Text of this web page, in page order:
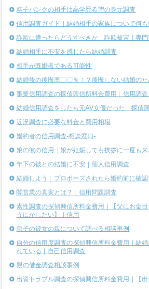
精子バンクの相手は高学歴希望の身元調査
信用調査ガイド｜結婚相手の家族について何
詐欺に遭ったらどうすべきか｜詐欺被害｜専
結婚相手に不安を感じたら結婚調査
相手が既婚者である可能性
結婚後の後悔率〇〇％！？後悔しない結婚の
事業信用調査の探偵興信所料金費用｜信用調査
結婚信用調査をしたら元AV女優だった｜探偵
近況調査に必要な料金と費用相場
婚約者の信用調査-相談窓口-
娘の彼の信用｜娘が妊娠しても挨拶に一度も
年下の彼との結婚に不安｜個人信用調査
結婚しよう｜プロポーズされたら婚約前に確認
闇営業の真実とは？｜信用問題調査
素性調査の探偵興信所料金費用｜【父にお金
うにかしたい】｜信用
息子の彼女の親について調べる相談事例
自分の信用度調査の探偵興信所料金費用｜結
れている｜自己信用調査
親の借金調査相談事例
出資トラブル調査の探偵興信所料金費用｜【出